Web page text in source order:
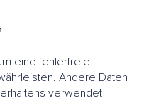
eine fehlerfreie
Andere Daten
verwendet